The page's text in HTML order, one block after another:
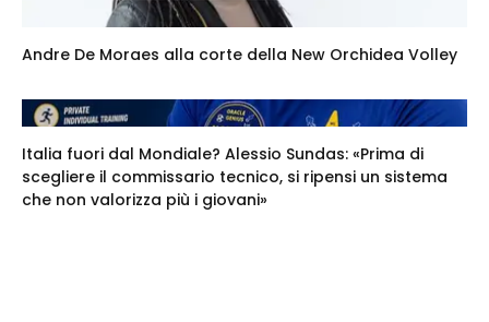
Andre De Moraes alla corte della New Orchidea Volley
Italia fuori dal Mondiale? Alessio Sundas: «Prima di
scegliere il commissario tecnico, si ripensi un sistema
che non valorizza più i giovani»